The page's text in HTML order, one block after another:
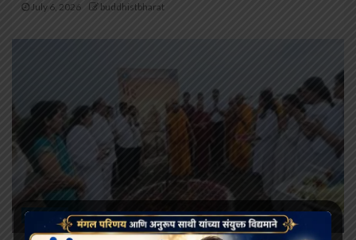
July 6, 2026 buddhistbharat